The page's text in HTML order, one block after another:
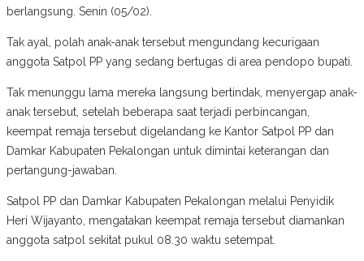
berlangsung. Senin (05/02).
Tak ayal, polah anak-anak tersebut mengundang kecurigaan
anggota Satpol PP yang sedang bertugas di area pendopo bupati.
Tak menunggu lama mereka langsung bertindak, menyergap anak-
anak tersebut, setelah beberapa saat terjadi perbincangan,
keempat remaja tersebut digelandang ke Kantor Satpol PP dan
Damkar Kabupaten Pekalongan untuk dimintai keterangan dan
pertangung-jawaban.
Satpol PP dan Damkar Kabupaten Pekalongan melalui Penyidik
Heri Wijayanto, mengatakan keempat remaja tersebut diamankan
anggota satpol sekitat pukul 08.30 waktu setempat.